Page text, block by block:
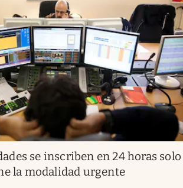
se inscriben en 24 horas solo
la modalidad urgente